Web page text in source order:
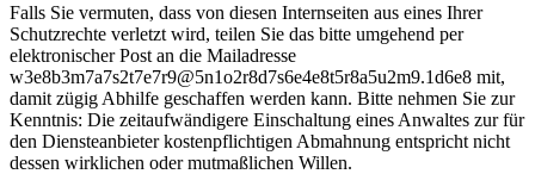
Falls Sie vermuten, dass von diesen Internseiten aus eines Ihrer
Schutzrechte verletzt wird, teilen Sie das bitte umgehend per
elektronischer Post an die Mailadresse
w3e8b3m7a7s2t7e7r9@5n1o2r8d7s6e4e8t5r8a5u2m9.1d6e8 mit,
damit zügig Abhilfe geschaffen werden kann. Bitte nehmen Sie zur
Kenntnis: Die zeitaufwändigere Einschaltung eines Anwaltes zur für
den Diensteanbieter kostenpflichtigen Abmahnung entspricht nicht
dessen wirklichen oder mutmaßlichen Willen.